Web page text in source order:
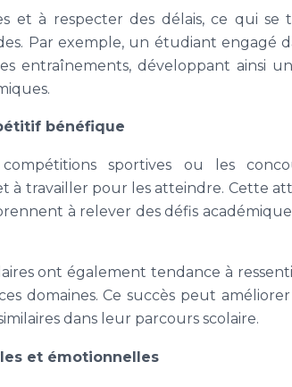
et à respecter des délais, ce qui se
Par exemple, un étudiant engagé
entraînements, développant ainsi
bénéfique
sportives ou les
à travailler pour les atteindre. Cette
à relever des défis
ont également tendance à
domaines. Ce succès peut
dans leur parcours scolaire.
et émotionnelles